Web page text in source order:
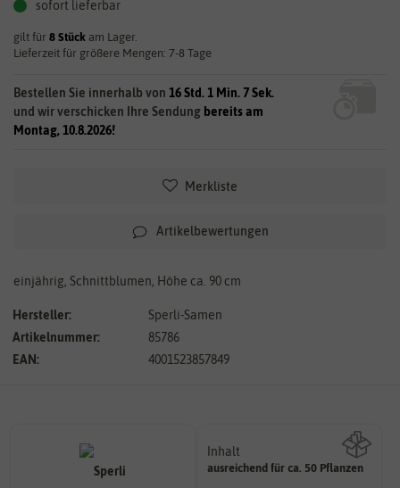
sofort lieferbar
gilt für 8 Stück am Lager.
Lieferzeit für größere Mengen: 7-8 Tage
Bestellen Sie innerhalb von 16 Std. 1 Min. 7 Sek.
und wir verschicken Ihre Sendung bereits am
Montag, 10.8.2026!
Merkliste
Artikelbewertungen
einjährig, Schnittblumen, Höhe ca. 90 cm
Hersteller:
Sperli-Samen
Artikelnummer:
85786
EAN:
4001523857849
Inhalt
ausreichend für ca. 50 Pflanzen
Wie viel ist enthalten